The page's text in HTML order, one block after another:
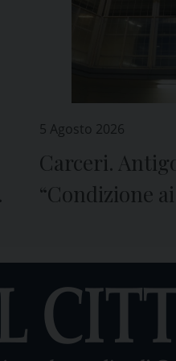
5 Agosto 2026
Carceri.
“Condizione